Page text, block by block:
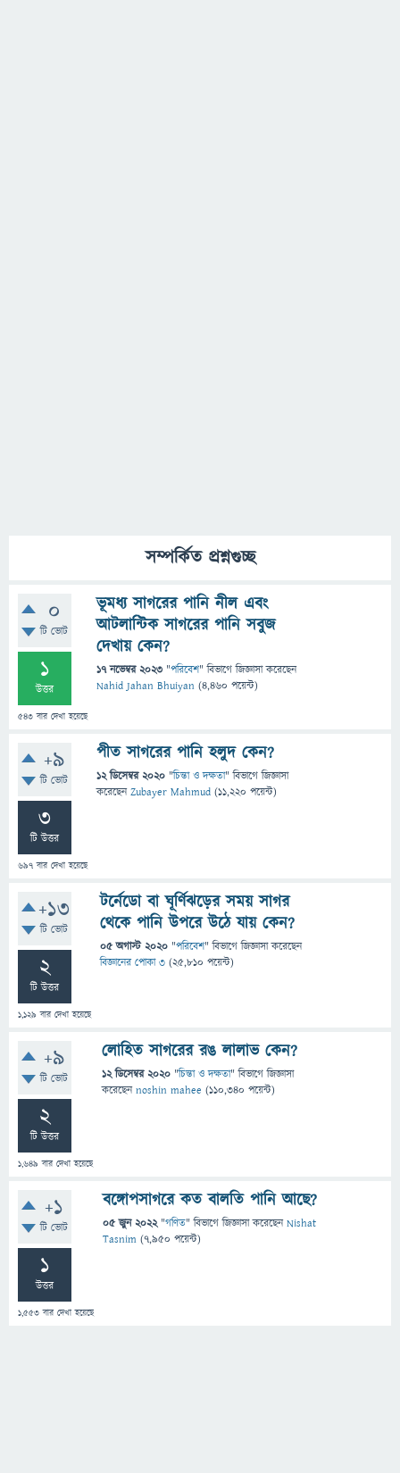
সম্পর্কিত প্রশ্নগুচ্ছ
0
টি ভোট
1
উত্তর
543 বার দেখা হয়েছে
ভূমধ্য সাগরের পানি নীল এবং
আটলান্টিক সাগরের পানি সবুজ
দেখায় কেন?
17 নভেম্বর 2023 "পরিবেশ" বিভাগে জিজ্ঞাসাকরেছেন
Nahid Jahan Bhuiyan (4,460 পয়েন্ট)
+9
টি ভোট
3
টি উত্তর
697 বার দেখা হয়েছে
পীত সাগরের পানি হলুদ কেন?
12 ডিসেম্বর 2020 "চিন্তা ও দক্ষতা" বিভাগে জিজ্ঞাসা
করেছেনZubayer Mahmud (11,220 পয়েন্ট)
+13
টি ভোট
2
টি উত্তর
1,129 বার দেখা হয়েছে
টর্নেডো বা ঘূর্ণিঝড়ের সময় সাগর
থেকে পানি উপরে উঠে যায় কেন?
05 অগাস্ট 2020 "পরিবেশ" বিভাগে জিজ্ঞাসাকরেছেন
বিজ্ঞানের পোকা ৩ (25,810 পয়েন্ট)
+9
টি ভোট
2
টি উত্তর
1,649 বার দেখা হয়েছে
লোহিত সাগরের রঙ লালাভ কেন?
12 ডিসেম্বর 2020 "চিন্তা ও দক্ষতা" বিভাগে জিজ্ঞাসা
করেছেনnoshin mahee (110,340 পয়েন্ট)
+1
টি ভোট
1
উত্তর
1,553 বার দেখা হয়েছে
বঙ্গোপসাগরে কত বালতি পানি আছে?
05 জুন 2022 "গণিত" বিভাগে জিজ্ঞাসাকরেছেনNishat
Tasnim (7,950 পয়েন্ট)